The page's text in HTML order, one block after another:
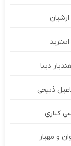
ارشیان
استرید
دیبا
ذبیحی
کناری
و مهیار